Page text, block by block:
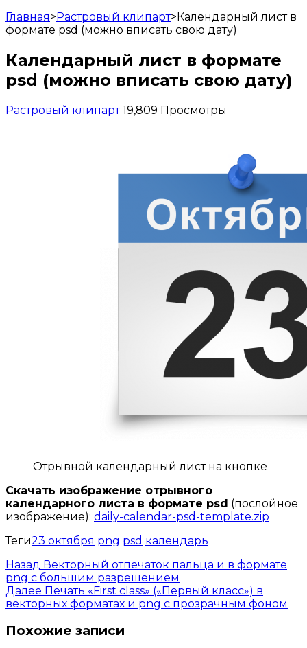
Главная>Растровый клипарт>Календарный лист в
формате psd (можно вписать свою дату)
Календарный лист в формате
psd (можно вписать свою дату)
Растровый клипарт 19,809 Просмотры
Отрывной календарный лист на кнопке
Скачать изображение отрывного
календарного листа в формате psd (послойное
изображение): daily-calendar-psd-template.zip
Теги23 октября png psd календарь
Назад Векторный отпечаток пальца и в формате
png с большим разрешением
Далее Печать «First class» («Первый класс») в
векторных форматах и png с прозрачным фоном
Похожие записи